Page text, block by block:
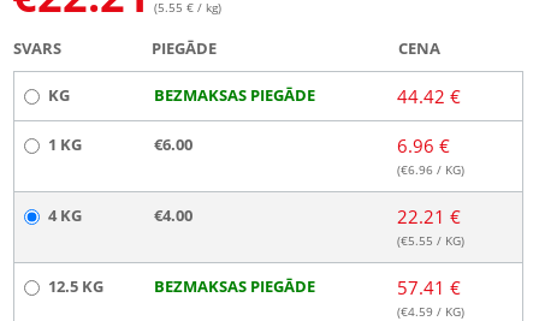
(5.55 € / kg)
SVARS PIEGĀDE CENA
KG BEZMAKSAS PIEGĀDE 44.42 €
1 KG €6.00 6.96 €
(€6.96 / KG)
4 KG €4.00 22.21 €
(€5.55 / KG)
12.5 KG BEZMAKSAS PIEGĀDE 57.41 €
(€4.59 / KG)